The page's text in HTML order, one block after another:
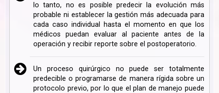
lo tanto, no es posible predecir la evolución más
probable ni establecer la gestión más adecuada para
cada caso individual hasta el momento en que los
médicos puedan evaluar al paciente antes de la
operación y recibir reporte sobre el postoperatorio.
Un proceso quirúrgico no puede ser totalmente
predecible o programarse de manera rígida sobre un
protocolo previo, por lo que el plan de manejo puede